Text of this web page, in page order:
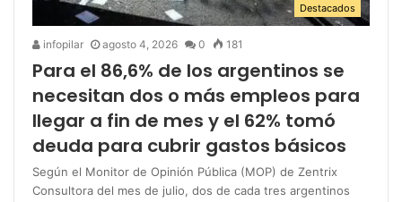
Destacados
infopilar agosto 4, 2026 0 181
Para el 86,6% de los argentinos se
necesitan dos o más empleos para
llegar a fin de mes y el 62% tomó
deuda para cubrir gastos básicos
Según el Monitor de Opinión Pública (MOP) de Zentrix
Consultora del mes de julio, dos de cada tres argentinos